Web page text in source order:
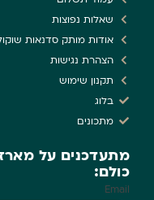
שאלות נפוצות
אודות מותק סדנאות
הצהרת נגישות
תקנון שימוש
בלוג
מתכונים
מתעדכנים על
כולם:
Email